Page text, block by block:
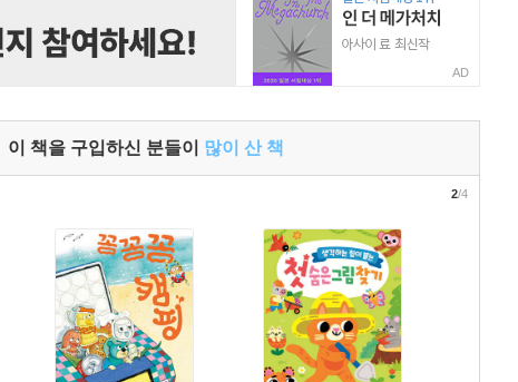
AD
이 책을 구입하신 분들이 많이 산 책
2/4